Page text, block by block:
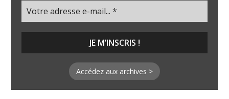
Accédez aux archives >